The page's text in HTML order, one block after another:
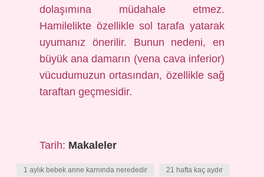
dolaşımına müdahale etmez.
Hamilelikte özellikle sol tarafa yatarak
uyumanız önerilir. Bunun nedeni, en
büyük ana damarın (vena cava inferior)
vücudumuzun ortasından, özellikle sağ
taraftan geçmesidir.
Tarih: Makaleler
1 aylık bebek anne karnında nerededir 21 hafta kaç aydır